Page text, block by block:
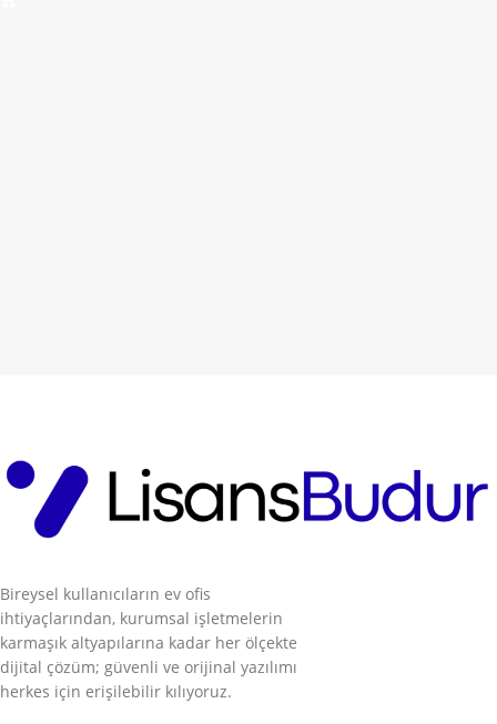
Bireysel kullanıcıların ev ofis
ihtiyaçlarından, kurumsal işletmelerin
karmaşık altyapılarına kadar her ölçekte
dijital çözüm; güvenli ve orijinal yazılımı
herkes için erişilebilir kılıyoruz.